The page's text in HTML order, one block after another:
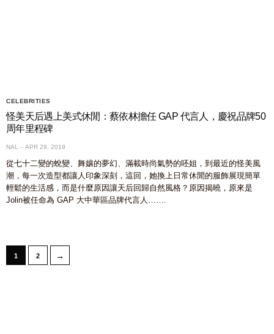
CELEBRITIES
怪美天后遇上美式休閒：蔡依林擔任 GAP 代言人，慶祝品牌50
周年里程碑
NAL APR 29, 2019
從七十二變的蛻變、舞孃的夢幻、滿載時尚氣勢的呸姐，到最近的怪美風
潮，每一次造型都讓人印象深刻，這回，她換上日常休閒的服飾展現簡單
輕鬆的生活感，而是什麼原因讓天后回歸自然風格？原因揭曉，原來是
Jolin被任命為 GAP 大中華區品牌代言人….…
1 2 →